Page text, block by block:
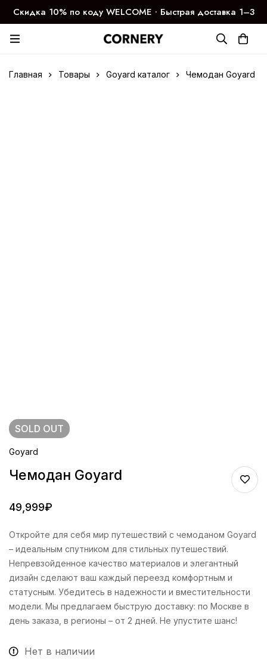
Скидка 10% по коду WELCOME ∙ Быстрая доставка 1–3
дня
Главная Товары Goyard каталог Чемодан Goyard
SOLD OUT
Goyard
Чемодан Goyard
49,999₽
Откройте для себя мир путешествий с чемоданом Goyard
– идеальным спутником для стильных путешествий.
Непревзойденное качество материалов и элегантный
дизайн сделают ваш каждый переезд комфортным и
статусным. Убедитесь в надежности и вместительности
модели. Мы предлагаем быструю доставку: по Москве в
день заказа, в регионы – от 2 дней. Не упустите шанс!
Нет в наличии